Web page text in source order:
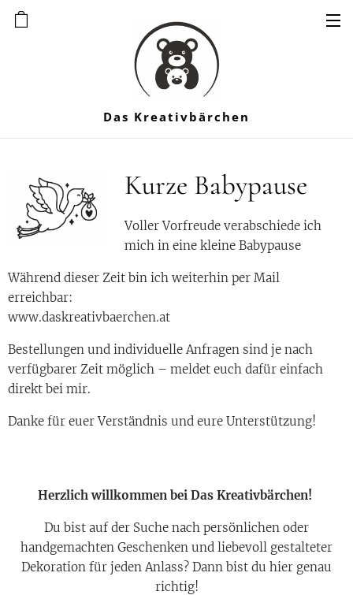
Das Kreativbärchen
Kurze Babypause
Voller Vorfreude verabschiede ich
mich in eine kleine Babypause 🤍
Während dieser Zeit bin ich weiterhin per Mail
erreichbar:
www.daskreativbaerchen.at
Bestellungen und individuelle Anfragen sind je nach
verfügbarer Zeit möglich – meldet euch dafür einfach
direkt bei mir.
Danke für euer Verständnis und eure Unterstützung!
Herzlich willkommen bei Das Kreativbärchen!
Du bist auf der Suche nach persönlichen oder
handgemachten Geschenken und liebevoll gestalteter
Dekoration für jeden Anlass? Dann bist du hier genau
richtig!